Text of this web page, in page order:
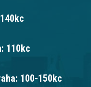
110kc
100-150kc